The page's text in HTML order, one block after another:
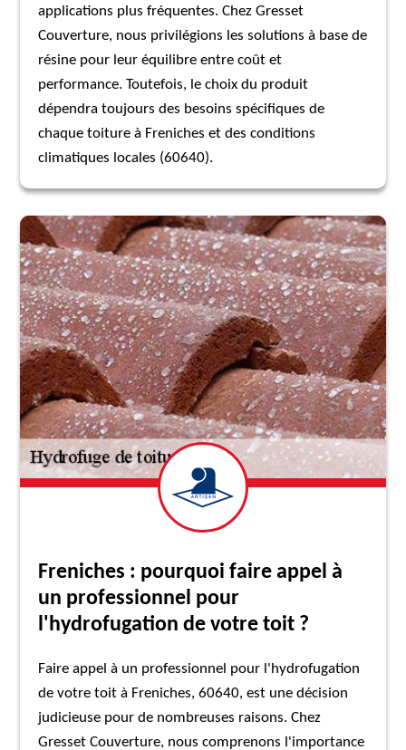
applications plus fréquentes. Chez Gresset
Couverture, nous privilégions les solutions à base de
résine pour leur équilibre entre coût et
performance. Toutefois, le choix du produit
dépendra toujours des besoins spécifiques de
chaque toiture à Freniches et des conditions
climatiques locales (60640).
Freniches : pourquoi faire appel à
un professionnel pour
l'hydrofugation de votre toit ?
Faire appel à un professionnel pour l'hydrofugation
de votre toit à Freniches, 60640, est une décision
judicieuse pour de nombreuses raisons. Chez
Gresset Couverture, nous comprenons l'importance